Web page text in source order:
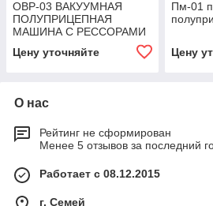
ОВР-03 ВАКУУМНАЯ
ПОЛУПРИЦЕПНАЯ
МАШИНА С РЕССОРАМИ
Цену уточняйте
Пм-01
Цену
О нас
Рейтинг не сформирован
Менее 5 отзывов за последний
Работает с 08.12.2015
г. Семей